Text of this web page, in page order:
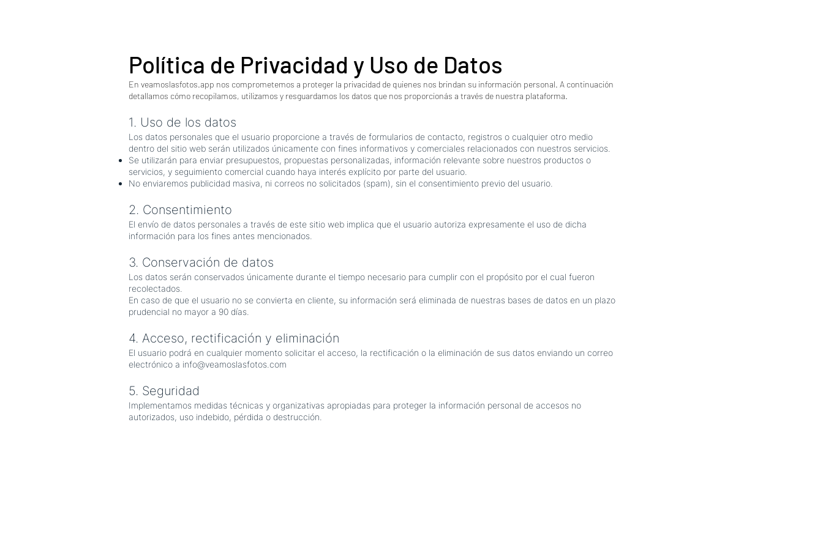
Política de Privacidad y Uso de Datos
En veamoslasfotos.app nos comprometemos a proteger la privacidad de quienes nos brindan su información personal. A continuación
detallamos cómo recopilamos, utilizamos y resguardamos los datos que nos proporcionás a través de nuestra plataforma.
1. Uso de los datos
Los datos personales que el usuario proporcione a través de formularios de contacto, registros o cualquier otro medio
dentro del sitio web serán utilizados únicamente con fines informativos y comerciales relacionados con nuestros servicios.
Se utilizarán para enviar presupuestos, propuestas personalizadas, información relevante sobre nuestros productos o
servicios, y seguimiento comercial cuando haya interés explícito por parte del usuario.
No enviaremos publicidad masiva, ni correos no solicitados (spam), sin el consentimiento previo del usuario.
2. Consentimiento
El envío de datos personales a través de este sitio web implica que el usuario autoriza expresamente el uso de dicha
información para los fines antes mencionados.
3. Conservación de datos
Los datos serán conservados únicamente durante el tiempo necesario para cumplir con el propósito por el cual fueron
recolectados.
En caso de que el usuario no se convierta en cliente, su información será eliminada de nuestras bases de datos en un plazo
prudencial no mayor a 90 días.
4. Acceso, rectificación y eliminación
El usuario podrá en cualquier momento solicitar el acceso, la rectificación o la eliminación de sus datos enviando un correo
electrónico a info@veamoslasfotos.com
5. Seguridad
Implementamos medidas técnicas y organizativas apropiadas para proteger la información personal de accesos no
autorizados, uso indebido, pérdida o destrucción.